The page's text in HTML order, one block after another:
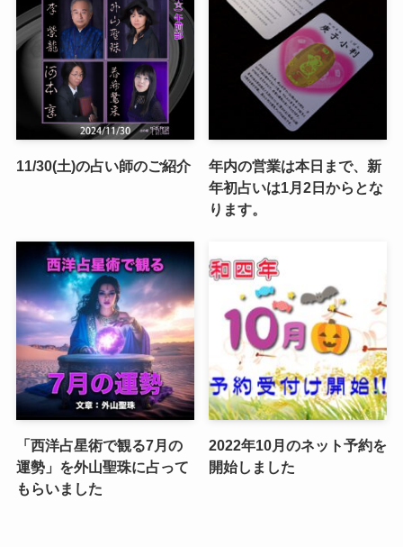
11/30(土)の占い師のご紹介
年内の営業は本日まで、新
年初占いは1月2日からとな
ります。
「西洋占星術で観る7月の
運勢」を外山聖珠に占って
もらいました
2022年10月のネット予約を
開始しました